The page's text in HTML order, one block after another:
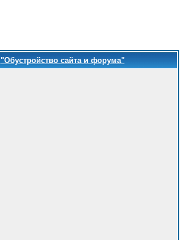
"Обустройство сайта и форума"